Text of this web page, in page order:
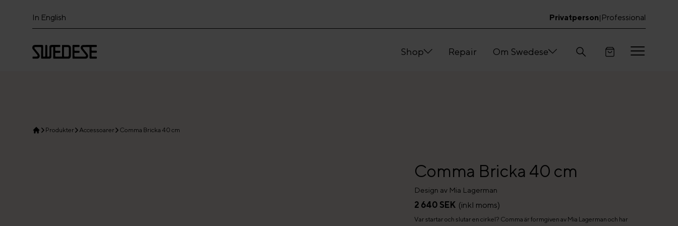
In English Privatperson| Professional
Shop Repair Om Swedese
Produkter Accessoarer Comma Bricka 40 cm
Comma Bricka 40 cm
Design av Mia Lagerman
2 640 SEK (inkl moms)
Var startar och slutar en cirkel? Comma är formgiven av Mia Lagerman och har